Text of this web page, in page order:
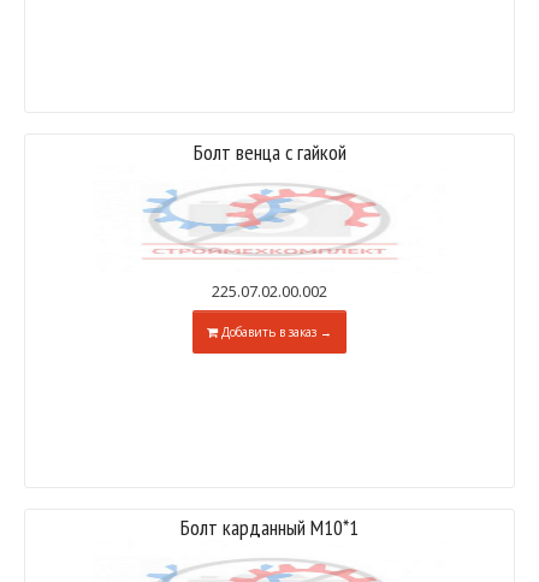
Болт венца с гайкой
225.07.02.00.002
Добавить в заказ →
Болт карданный М10*1